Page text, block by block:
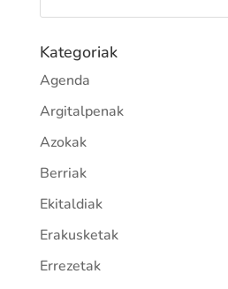
Kategoriak
Agenda
Argitalpenak
Azokak
Berriak
Ekitaldiak
Erakusketak
Errezetak